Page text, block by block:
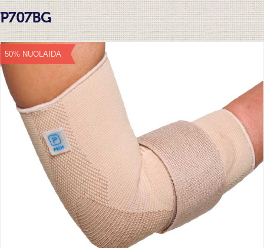
P707BG
50% NUOLAIDA